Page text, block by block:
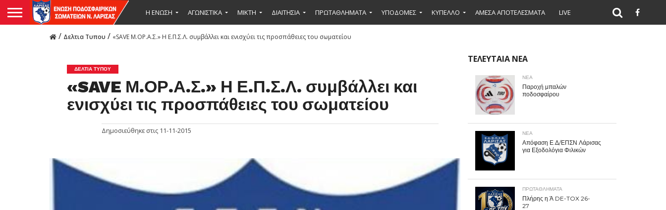
Η ΕΝΩΣΗ ΑΓΩΝΙΣΤΙΚΑ ΜΙΚΤΉ ΔΙΑΙΤΗΣΙΑ ΠΡΩΤΑΘΛΗΜΑΤΑ ΥΠΟΔΟΜΕΣ ΚΥΠΕΛΛΟ ΑΜΕΣΑ ΑΠΟΤΕΛΕΣΜΑΤΑ LIVE
/ Δελτια Τυπου / «SAVE Μ.ΟΡ.Α.Σ.» Η Ε.Π.Σ.Λ. συμβάλλει και ενισχύει τις προσπάθειες του σωματείου
ΔΕΛΤΙΑ ΤΥΠΟΥ
«SAVE Μ.ΟΡ.Α.Σ.» Η Ε.Π.Σ.Λ. συμβάλλει και
ενισχύει τις προσπάθειες του σωματείου
Δημοσιεύθηκε στις 11-11-2015
ΤΕΛΕΥΤΑΙΑ ΝΕΑ
ΝΕΑ
Παροχή μπαλών
ποδοσφαίρου
ΝΕΑ
Απόφαση Ε.Δ/ΕΠΣΝ Λάρισας
για Εξοδολόγια Φιλικών
ΠΡΩΤΑΘΛΉΜΑΤΑ
Πλήρης η Ά DE-TOX 26-
27